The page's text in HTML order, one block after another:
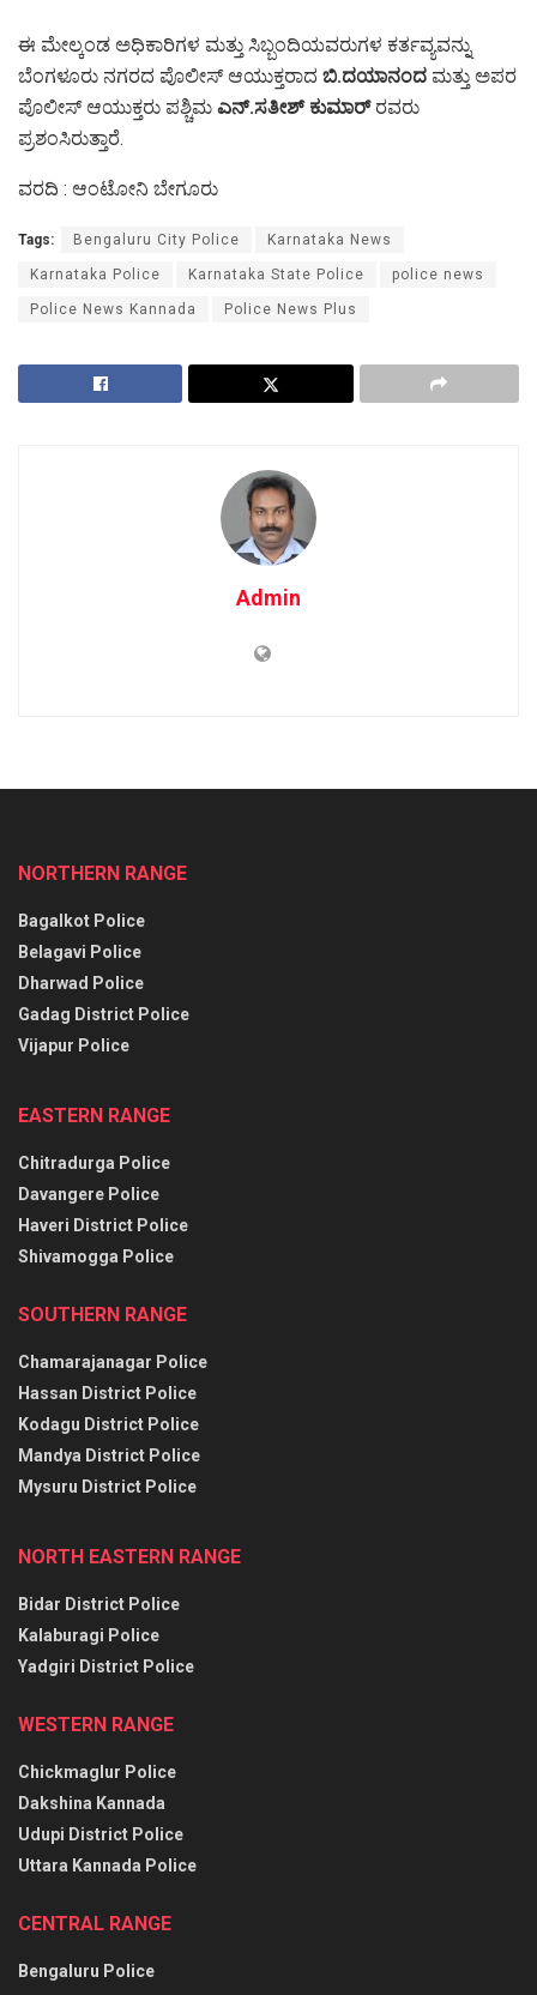
ಈ ಮೇಲ್ಕಂಡ ಅಧಿಕಾರಿಗಳ ಮತ್ತು ಸಿಬ್ಬಂದಿಯವರುಗಳ ಕರ್ತವ್ಯವನ್ನು
ಬೆಂಗಳೂರು ನಗರದ ಪೊಲೀಸ್ ಆಯುಕ್ತರಾದ ಬಿ.ದಯಾನಂದ ಮತ್ತು ಅಪರ
ಪೊಲೀಸ್ ಆಯುಕ್ತರು ಪಶ್ಚಿಮ ಎನ್.ಸತೀಶ್ ಕುಮಾರ್ರವರು
ಪ್ರಶಂಸಿರುತ್ತಾರೆ.
ವರದಿ : ಆಂಟೋನಿ ಬೇಗೂರು
Tags: Bengaluru City Police Karnataka News
Karnataka Police Karnataka State Police police news
Police News Kannada Police News Plus
Admin
NORTHERN RANGE
Bagalkot Police
Belagavi Police
Dharwad Police
Gadag District Police
Vijapur Police
EASTERN RANGE
Chitradurga Police
Davangere Police
Haveri District Police
Shivamogga Police
SOUTHERN RANGE
Chamarajanagar Police
Hassan District Police
Kodagu District Police
Mandya District Police
Mysuru District Police
NORTH EASTERN RANGE
Bidar District Police
Kalaburagi Police
Yadgiri District Police
WESTERN RANGE
Chickmaglur Police
Dakshina Kannada
Udupi District Police
Uttara Kannada Police
CENTRAL RANGE
Bengaluru Police